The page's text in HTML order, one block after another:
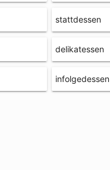
stattdessen
delikatessen
infolgedessen